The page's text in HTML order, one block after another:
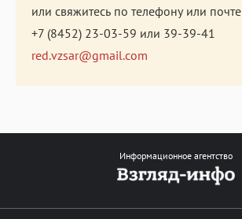
или свяжитесь по телефону или почте
+7 (8452) 23-03-59 или 39-39-41
red.vzsar@gmail.com
Информационное агентство